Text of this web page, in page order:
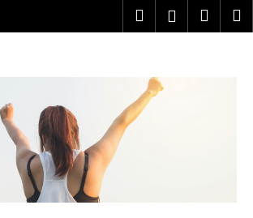
HledatPřihlášení